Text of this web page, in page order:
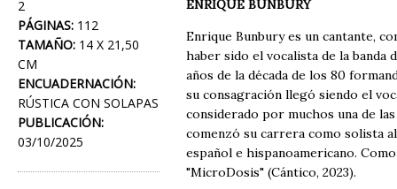
2
PÁGINAS: 112
TAMAÑO: 14 X 21,50
CM
ENCUADERNACIÓN:
RÚSTICA CON SOLAPAS
PUBLICACIÓN:
03/10/2025
ENRIQUE BUNBURY
Enrique Bunbury es un cantante,
haber sido el vocalista de la
años de la década de los 80
su consagración llegó siendo el
considerado por muchos una de
comenzó su carrera como solista
español e hispanoamericano.
"MicroDosis" (Cántico, 2023).